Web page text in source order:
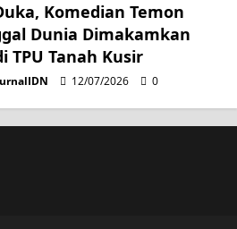
Komedian Temon
Dunia Dimakamkan
TPU Tanah Kusir
12/07/2026 0